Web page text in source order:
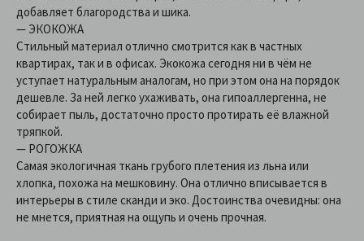
добавляет благородства и шика.
— ЭКОКОЖА
Стильный материал отлично смотрится как в частных
квартирах, так и в офисах. Экокожа сегодня ни в чём не
уступает натуральным аналогам, но при этом она на порядок
дешевле. За ней легко ухаживать, она гипоаллергенна, не
собирает пыль, достаточно просто протирать её влажной
тряпкой.
— РОГОЖКА
Самая экологичная ткань грубого плетения из льна или
хлопка, похожа на мешковину. Она отлично вписывается в
интерьеры в стиле сканди и эко. Достоинства очевидны: она
не мнется, приятная на ощупь и очень прочная.